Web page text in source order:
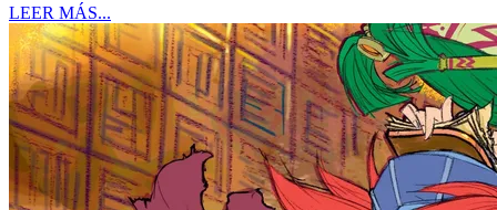
LEER MÁS...